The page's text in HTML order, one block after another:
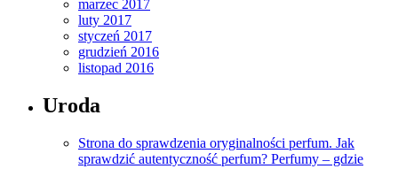
marzec 2017
luty 2017
styczeń 2017
grudzień 2016
listopad 2016
Uroda
Strona do sprawdzenia oryginalności perfum. Jak
sprawdzić autentyczność perfum? Perfumy – gdzie